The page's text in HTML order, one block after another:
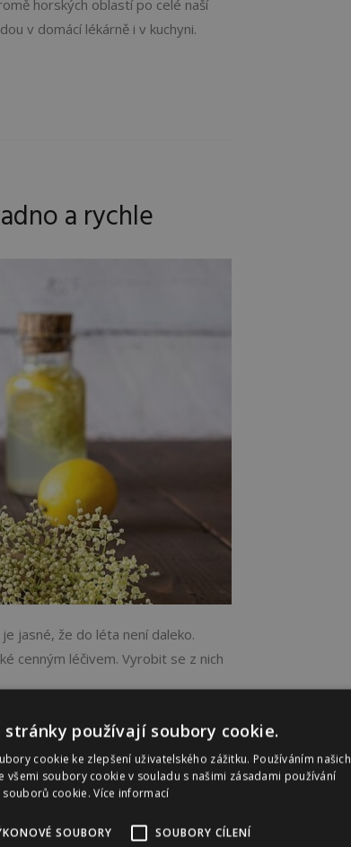
horských oblastí po celé naší
v domácí lékárně i v kuchyni.
a rychle
jasné, že do léta není daleko.
cenným léčivem. Vyrobit se z nich
používají soubory cookie.
cookie ke zlepšení uživatelského zážitku. Používáním našich
všemi soubory cookie v souladu s našimi zásadami používání
souborů cookie.Více informací
SOUBORY SOUBORY CÍLENÍ